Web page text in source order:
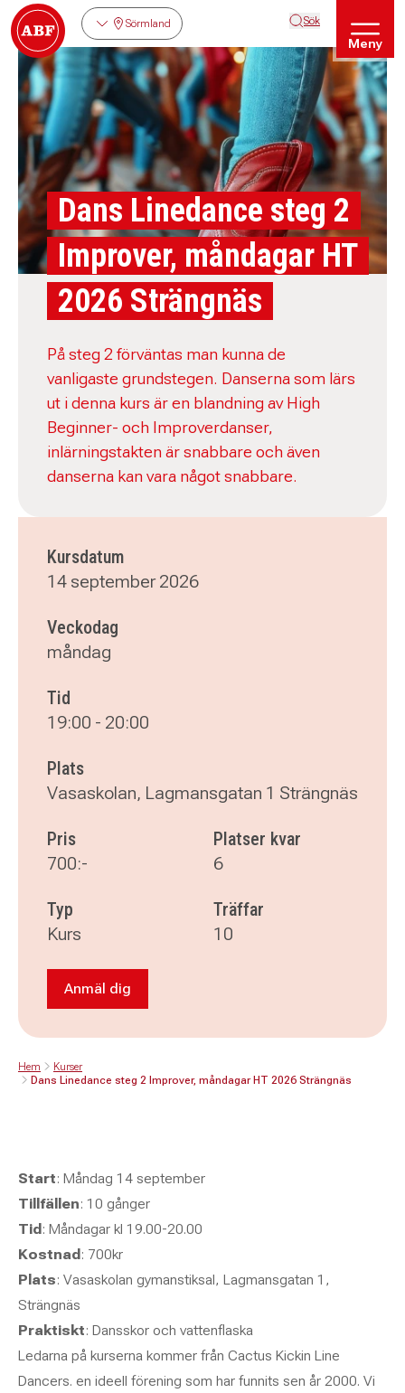
Sörmland Sök
Meny
Dans Linedance steg 2
Improver, måndagar HT
2026 Strängnäs
På steg 2 förväntas man kunna de
vanligaste grundstegen. Danserna som lärs
ut i denna kurs är en blandning av High
Beginner- och Improverdanser,
inlärningstakten är snabbare och även
danserna kan vara något snabbare.
Kursdatum
14 september 2026
Veckodag
måndag
Tid
19:00 - 20:00
Plats
Vasaskolan, Lagmansgatan 1 Strängnäs
Pris
700:-
Platser kvar
6
Typ
Kurs
Träffar
10
Anmäl dig till Dans Linedance steg 2
Anmäl dig
Hem
Kurser
Dans Linedance steg 2 Improver, måndagar HT 2026 Strängnäs
Start: Måndag 14 september
Tillfällen: 10 gånger
Tid: Måndagar kl 19.00-20.00
Kostnad: 700kr
Plats: Vasaskolan gymanstiksal, Lagmansgatan 1,
Strängnäs
Praktiskt: Dansskor och vattenflaska
Ledarna på kurserna kommer från Cactus Kickin Line
Dancers. en ideell förening som har funnits sen år 2000. Vi